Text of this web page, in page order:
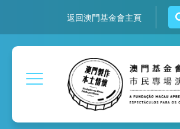
返回澳門基金會主頁